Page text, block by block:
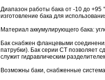
Диапазон работы бака от -10 до +95
изготовление бака для
Материал аккумулирующего бака:
Бак снабжен фланцевыми
патрубки). Бак серии СТ позволяет
служит гидравлическим
Возможны баки, снабженные